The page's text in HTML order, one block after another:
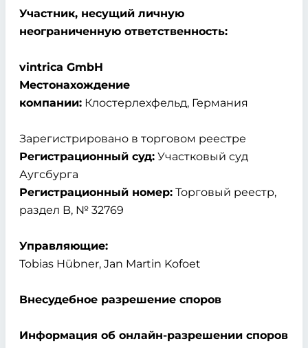
Участник, несущий личную
неограниченную ответственность:
vintrica GmbH
Местонахождение
компании: Клостерлехфельд, Германия
Зарегистрировано в торговом реестре
Регистрационный суд: Участковый суд
Аугсбурга
Регистрационный номер: Торговый реестр,
раздел B, № 32769
Управляющие:
Tobias Hübner, Jan Martin Kofoet
Внесудебное разрешение споров
Информация об онлайн-разрешении споров